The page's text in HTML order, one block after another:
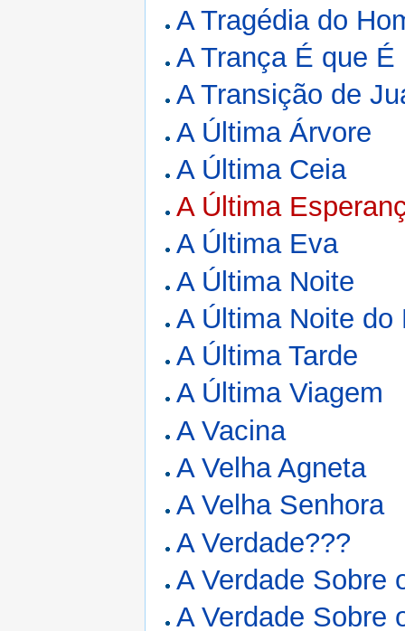
A Tragédia do
A Trança É que É
A Transição de
A Última Árvore
A Última Ceia
A Última
A Última Eva
A Última Noite
A Última Noite do
A Última Tarde
A Última Viagem
A Vacina
A Velha Agneta
A Velha Senhora
A Verdade???
A Verdade Sobre
A Verdade Sobre